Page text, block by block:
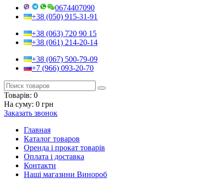
0674407090
+38 (050) 915-31-91
+38 (063) 720 90 15
+38 (061) 214-20-14
+38 (067) 500-79-09
+7 (966) 093-20-70
Товарів: 0
На суму: 0 грн
Заказать звонок
Главная
Каталог товаров
Оренда і прокат товарів
Оплата і доставка
Контакти
Наші магазини Винороб